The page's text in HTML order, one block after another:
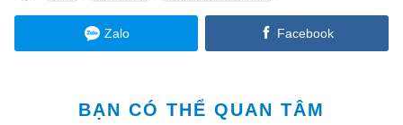
Zalo Facebook
BẠN CÓ THỂ QUAN TÂM